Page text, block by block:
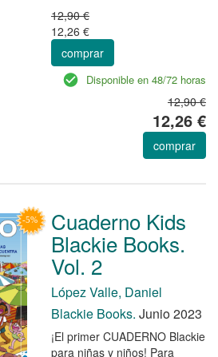
12,90 €
12,26 €
comprar
Disponible en 48/72 horas
12,90 €
12,26 €
comprar
Cuaderno Kids
Blackie Books.
Vol. 2
López Valle, Daniel
Blackie Books. Junio 2023
¡El primer CUADERNO Blackie
para niñas y niños! Para